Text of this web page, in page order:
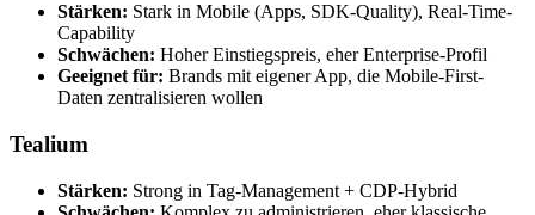
Stärken: Stark in Mobile (Apps, SDK-Quality), Real-Time-
Capability
Schwächen: Hoher Einstiegspreis, eher Enterprise-Profil
Geeignet für: Brands mit eigener App, die Mobile-First-
Daten zentralisieren wollen
Tealium
Stärken: Strong in Tag-Management + CDP-Hybrid